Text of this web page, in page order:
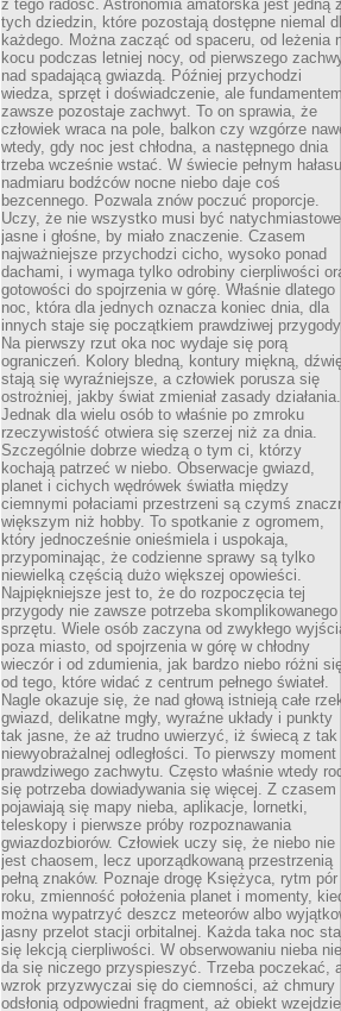
z tego radość. Astronomia amatorska jest jedną z
tych dziedzin, które pozostają dostępne niemal
każdego. Można zacząć od spaceru, od leżenia
kocu podczas letniej nocy, od pierwszego
nad spadającą gwiazdą. Później przychodzi
wiedza, sprzęt i doświadczenie, ale fundamentem
zawsze pozostaje zachwyt. To on sprawia, że
człowiek wraca na pole, balkon czy wzgórze
wtedy, gdy noc jest chłodna, a następnego dnia
trzeba wcześnie wstać. W świecie pełnym
nadmiaru bodźców nocne niebo daje coś
bezcennego. Pozwala znów poczuć proporcje.
Uczy, że nie wszystko musi być
jasne i głośne, by miało znaczenie. Czasem
najważniejsze przychodzi cicho, wysoko ponad
dachami, i wymaga tylko odrobiny cierpliwości
gotowości do spojrzenia w górę. Właśnie dlatego
noc, która dla jednych oznacza koniec dnia, dla
innych staje się początkiem prawdziwej
Na pierwszy rzut oka noc wydaje się porą
ograniczeń. Kolory bledną, kontury miękną,
stają się wyraźniejsze, a człowiek porusza się
ostrożniej, jakby świat zmieniał zasady działania.
Jednak dla wielu osób to właśnie po zmroku
rzeczywistość otwiera się szerzej niż za dnia.
Szczególnie dobrze wiedzą o tym ci, którzy
kochają patrzeć w niebo. Obserwacje gwiazd,
planet i cichych wędrówek światła między
ciemnymi połaciami przestrzeni są czymś
większym niż hobby. To spotkanie z ogromem,
który jednocześnie onieśmiela i uspokaja,
przypominając, że codzienne sprawy są tylko
niewielką częścią dużo większej opowieści.
Najpiękniejsze jest to, że do rozpoczęcia tej
przygody nie zawsze potrzeba skomplikowanego
sprzętu. Wiele osób zaczyna od zwykłego
poza miasto, od spojrzenia w górę w chłodny
wieczór i od zdumienia, jak bardzo niebo różni
od tego, które widać z centrum pełnego świateł.
Nagle okazuje się, że nad głową istnieją całe
gwiazd, delikatne mgły, wyraźne układy i punkty
tak jasne, że aż trudno uwierzyć, iż świecą z tak
niewyobrażalnej odległości. To pierwszy moment
prawdziwego zachwytu. Często właśnie wtedy
się potrzeba dowiadywania się więcej. Z czasem
pojawiają się mapy nieba, aplikacje, lornetki,
teleskopy i pierwsze próby rozpoznawania
gwiazdozbiorów. Człowiek uczy się, że niebo nie
jest chaosem, lecz uporządkowaną przestrzenią
pełną znaków. Poznaje drogę Księżyca, rytm pór
roku, zmienność położenia planet i momenty,
można wypatrzyć deszcz meteorów albo
jasny przelot stacji orbitalnej. Każda taka noc
się lekcją cierpliwości. W obserwowaniu nieba nie
da się niczego przyspieszyć. Trzeba poczekać,
wzrok przyzwyczai się do ciemności, aż chmury
odsłonią odpowiedni fragment, aż obiekt wzejdzie